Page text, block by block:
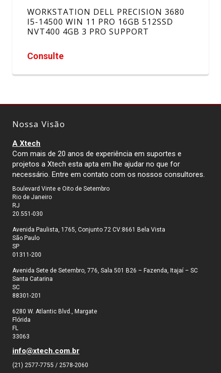
WORKSTATION DELL PRECISION 3680
I5-14500 WIN 11 PRO 16GB 512SSD
NVT400 4GB 3 PRO SUPPORT
Consulte
Nossa Visão
A Xtech
Com mais de 20 anos de experiência em suportes e
projetos a Xtech esta apta em lhe ajudar no que for
necessário. Entre em contato com os nossos consultores.
Boulevard Vinte e Oito de Setembro
Rio de Janeiro
RJ
20.551-030
Avenida Paulista, 1765, Conjunto 72 CV:8661 Bela Vista
São Paulo
SP
01311-200
Avenida Sete de Setembro, 776, Sala 501 B26 – Fazenda, Itajaí – SC
Santa Catarina
SC
88301-201
6280 W. Atlantic Blvd., Margate
Flórida
FL
33063
info@xtech.com.br
(21) 2577-7755 / 2578-2060